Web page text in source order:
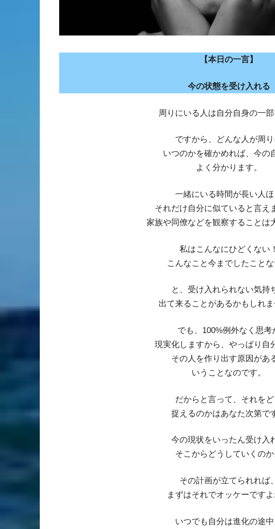
【本日の一言】
今の状態を受け入れる
周りにいる人は自分自身の一部
ですから、どんな人が周
いつのかを確かめれば、今の
よく分かります。
一緒にいる時間が長い人
それだけ自分に似ていると言え
家族や同僚などを観察することは
私はこんなにひどくない！
こんなこと今までしたことな
と、受け入れられない気持
出て来ることがあるかもしれま
でも、100%例外なく思考
現実化しますから、やっぱり自
その人を作り出す原因があ
いうことなのです。
だからと言って、それをど
捉えるのかはあなた次第で
今の現状をいったん受け入
そこからどうしていくのか
その計画が立てられれば、
まずはそれでオッケーですよ
いつでも自分は進化の途中